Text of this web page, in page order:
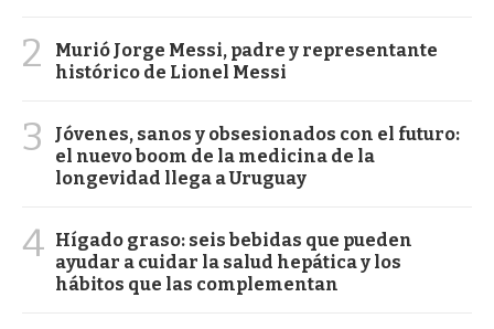
2
Murió Jorge Messi, padre y representante
histórico de Lionel Messi
3
Jóvenes, sanos y obsesionados con el futuro:
el nuevo boom de la medicina de la
longevidad llega a Uruguay
4 Hígado graso: seis bebidas que pueden
ayudar a cuidar la salud hepática y los
hábitos que las complementan